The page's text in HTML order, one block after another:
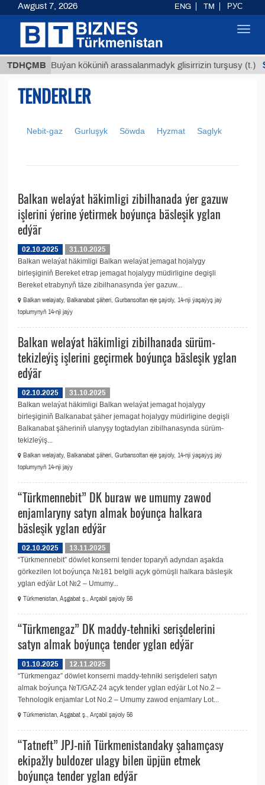
TDHÇMBBuýan köküniň arassalanmadyk glisirrizin turşusy (t.)
TENDERLER
Nebit-gaz Gurluşyk Söwda Hyzmat Saglyk
Balkan welaýat häkimligi zibilhanada ýer gazuw
işlerini ýerine ýetirmek boýunça bäsleşik yglan
edýär
02.10.2025
31.10.2025
Balkan welaýat häkimligi Balkan welaýat jemagat hojalygy
birleşiginiň Bereket etrap jemagat hojalygy müdirligine degişli
Bereket etrabynyň täze zibilhanasynda ýer gazuw...
Balkan welaýaty, Balkanabat şäheri, Gurbansoltan eje şaýoly, 14-nji ýaşaýyş jaý
toplumynyň 14-nji jaýy
Balkan welaýat häkimligi zibilhanada sürüm-
tekizleýiş işlerini geçirmek boýunça bäsleşik yglan
edýär
02.10.2025
31.10.2025
Balkan welaýat häkimligi Balkan welaýat jemagat hojalygy
birleşiginiň Balkanabat şäher jemagat hojalygy müdirligine degişli
Balkanabat şäheriniň ulanyşy togtadylan zibilhanasynda sürüm-
tekizleýiş...
Balkan welaýaty, Balkanabat şäheri, Gurbansoltan eje şaýoly, 14-nji ýaşaýyş jaý
toplumynyň 14-nji jaýy
“Türkmennebit” DK buraw we umumy zawod
enjamlaryny satyn almak boýunça halkara
bäsleşik yglan edýär
02.10.2025
13.11.2025
“Türkmennebit” döwlet konserni tender toparyň adyndan aşakda
görkezilen lot boýunça №181 belgili açyk görnüşli halkara bäsleşik
yglan edýär Lot №2 – Umumy...
Türkmenistan, Aşgabat ş., Arçabil şaýoly 56
“Türkmengaz” DK maddy-tehniki serişdelerini
satyn almak boýunça tender yglan edýär
01.10.2025
12.11.2025
“Türkmengaz” döwlet konserni maddy-tehniki serişdeleri satyn
almak boýunça №T/GAZ-24 açyk tender yglan edýär Lot No.2 –
Tehnologik enjamlar Lot No.2 – Umumy zawod enjamlary Lot...
Türkmenistan, Aşgabat ş., Arçabil şaýoly 56
“Tatneft” JPJ-niň Türkmenistandaky şahamçasy
ekipažly buldozer ulagy bilen üpjün etmek
boýunça tender yglan edýär
Awgust 7, 2026 ENG TM РУС